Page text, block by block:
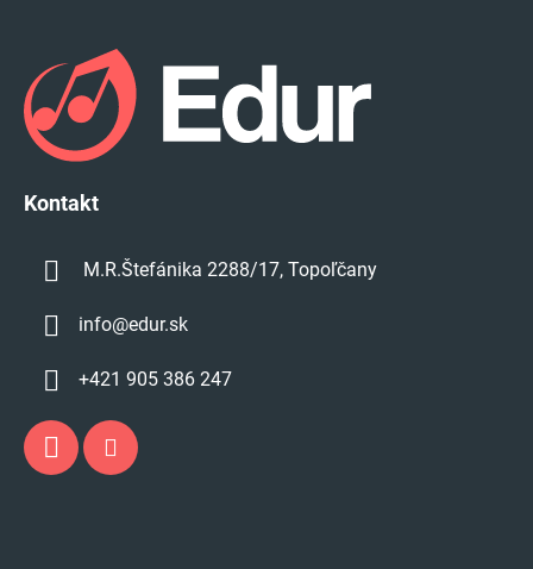
Kontakt
M.R.Štefánika 2288/17, Topoľčany
info@edur.sk
+421 905 386 247